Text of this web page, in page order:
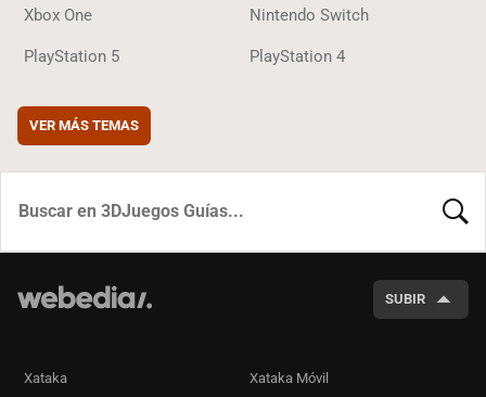
Xbox One Nintendo Switch
PlayStation 5 PlayStation 4
VER MÁS TEMAS
SUBIR
Xataka Xataka Móvil